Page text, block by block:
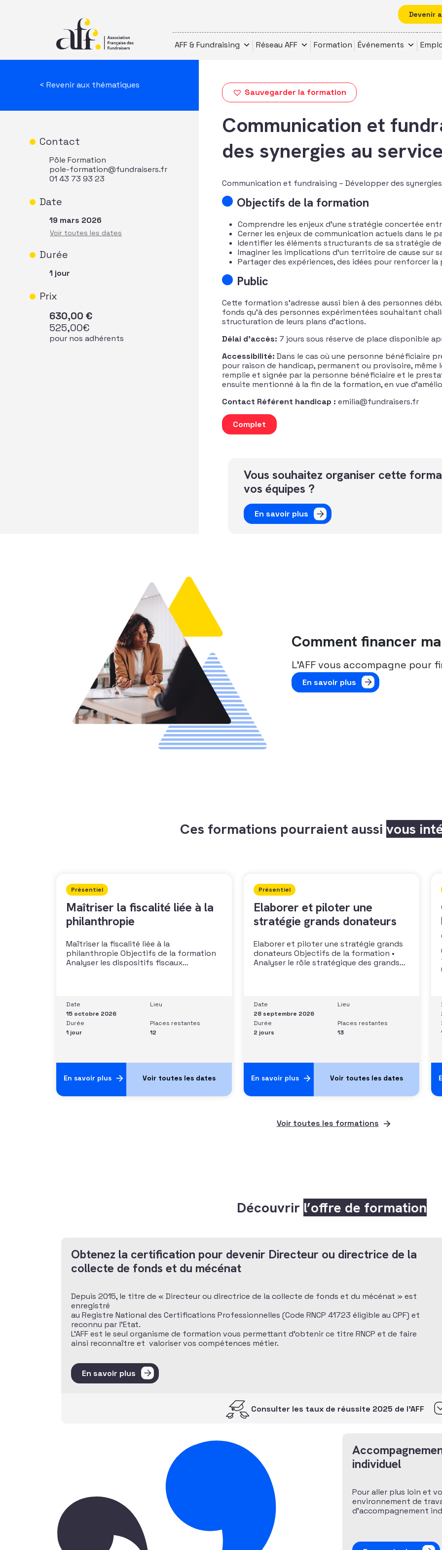
Devenir
AFF & Fundraising Réseau AFF Formation Événements
< Revenir aux thématiques
Contact
Pôle Formation
pole-formation@fundraisers.fr
01 43 73 93 23
Date
19 mars 2026
Durée
1 jour
Prix
630,00 €
525,00€
pour nos adhérents
Sauvegarder la formation
Communication et
des synergies au
Communication et fundraising – Développer des
Objectifs de la formation
Comprendre les enjeux d’une stratégie concertée
Cerner les enjeux de communication actuels dans le
Identifier les éléments structurants de sa stratégie de
Imaginer les implications d’un territoire de cause sur
Partager des expériences, des idées pour renforcer
Public
Cette formation s’adresse aussi bien à des personnes
fonds qu’à des personnes expérimentées souhaitant
structuration de leurs plans d’actions.
Délai d’accès: 7 jours sous réserve de place disponible
Accessibilité: Dans le cas où une personne bénéficiaire
pour raison de handicap, permanent ou provisoire,
remplie et signée par la personne bénéficiaire et le
ensuite mentionné à la fin de la formation, en vue
Contact Référent handicap :emilia@fundraisers.fr
quantité de Communication et fundraising - Développer
Complet
Vous souhaitez organiser cette
vos équipes ?
En savoir plus
Comment financer
L’AFF vous accompagne
En savoir plus
Ces formations pourraient aussi vous
Présentiel
Maîtriser la fiscalité liée à la
philanthropie
Maîtriser la fiscalité liée à la
philanthropie Objectifs de la formation
Analyser les dispositifs fiscaux
et les discours auprès des donateurs
Identifier les situations nécessitant un
arbitrage juridique Compétences et
aptitudes Comprendre les régimes
Date
15 octobre 2026
Lieu
Durée
1 jour
Places restantes
12
En savoir plus
Présentiel
Elaborer et piloter une
stratégie grands donateurs
Elaborer et piloter une stratégie grands
donateurs Objectifs de la formation •
Analyser le rôle stratégique des grands
disponibles• Mobiliser la gouvernance et
les parties prenantes• Construire un
argumentaire personnalisé et piloter le
parcours
Date
28 septembre 2026
Lieu
Durée
2 jours
Places restantes
13
En savoir plus
Voir toutes les formations
Découvrir l’offre de formation
Obtenez la certification pour devenir Directeur ou directrice de la
collecte de fonds et du mécénat
Depuis 2015, le titre de « Directeur ou directrice de la collecte de fonds et du mécénat » est
enregistré
au Registre National des Certifications Professionnelles (Code RNCP 41723 éligible au CPF) et
reconnu par l’Etat.
L’AFF est le seul organisme de formation vous permettant d’obtenir ce titre RNCP et de faire
ainsi reconnaître et valoriser vos compétences métier.
En savoir plus
Consulter les taux de réussite 2025 de l’AFF
individuel
Pour aller plus loin et
environnement de
d’accompagnement